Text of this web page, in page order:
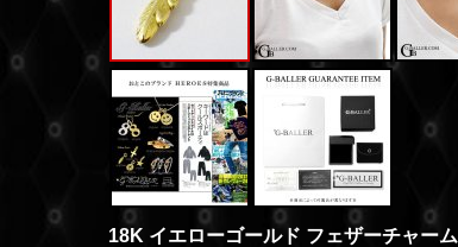
18K イエローゴールド フェザーチャーム